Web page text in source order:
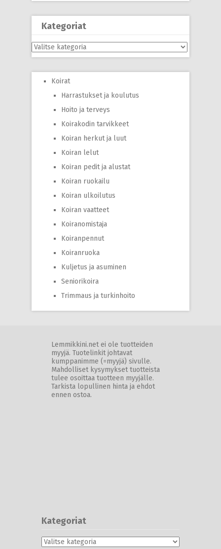
Kategoriat
Kategoriat
Koirat
Harrastukset ja koulutus
Hoito ja terveys
Koirakodin tarvikkeet
Koiran herkut ja luut
Koiran lelut
Koiran pedit ja alustat
Koiran ruokailu
Koiran ulkoilutus
Koiran vaatteet
Koiranomistaja
Koiranpennut
Koiranruoka
Kuljetus ja asuminen
Seniorikoira
Trimmaus ja turkinhoito
Lemmikkini.net ei ole tuotteiden
myyjä. Tuotelinkit johtavat
kumppanimme (=myyjä) sivulle.
Mahdolliset kysymykset tuotteista
tulee osoittaa tuotteen myyjälle.
Tarkista lopullinen hinta ja ehdot
ennen ostoa.
Kategoriat
Kategoriat